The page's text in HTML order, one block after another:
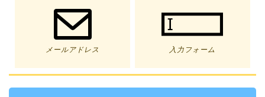
メールアドレス 入力フォーム